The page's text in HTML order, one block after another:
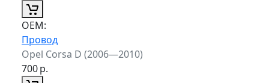
ОЕМ:
Провод
Opel Corsa D (2006—2010)
700р.